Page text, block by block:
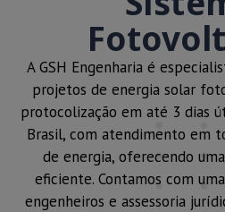
A GSH Engenharia é
projetos de energia solar
protocolização em até 3 dias
Brasil, com atendimento em
de energia, oferecendo
eficiente. Contamos com
engenheiros e assessoria